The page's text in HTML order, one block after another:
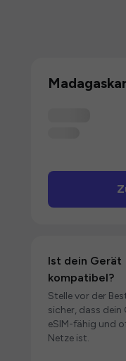
Ist dein Gerät
kompatibel?
Stelle vor der
sicher, dass dein
eSIM-fähig und
Netze ist.